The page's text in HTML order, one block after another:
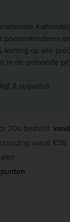
poezenkinderen
korting op alle
in de getoonde
8 augustus
20u besteld:
vanaf €59